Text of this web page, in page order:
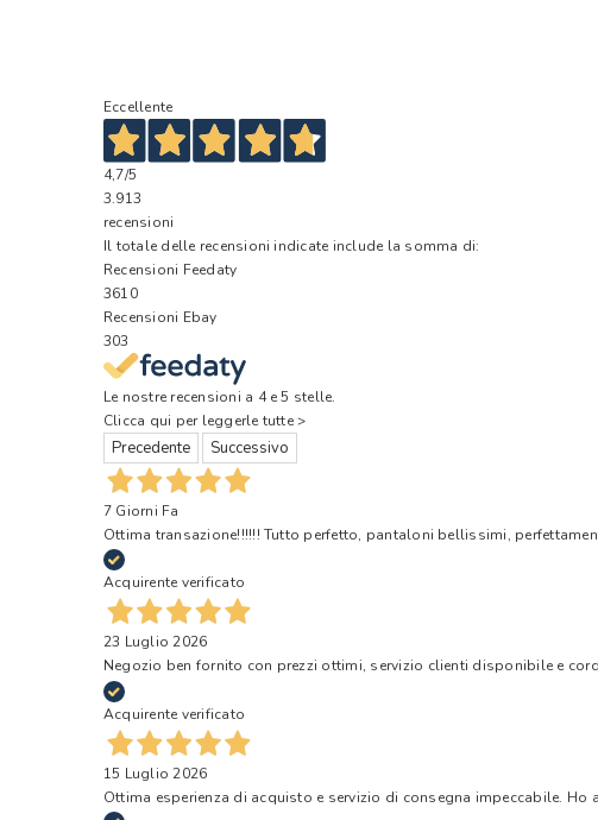
Eccellente
4,7/5
3.913
recensioni
Il totale delle recensioni indicate include la somma di:
Recensioni Feedaty
3610
Recensioni Ebay
303
Le nostre recensioni a 4 e 5 stelle.
Clicca qui per leggerle tutte >
Precedente Successivo
7 Giorni Fa
Ottima transazione!!!!!! Tutto perfetto, pantaloni bellissimi,
Acquirente verificato
23 Luglio 2026
Negozio ben fornito con prezzi ottimi, servizio clienti disponibile e
Acquirente verificato
15 Luglio 2026
Ottima esperienza di acquisto e servizio di consegna impeccabile.